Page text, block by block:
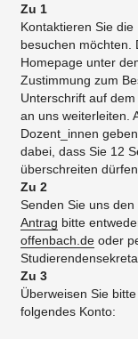
Zu 1
Kontaktieren Sie
besuchen möchten.
Homepage unter
Zustimmung zum
Unterschrift auf
an uns weiterleiten.
Dozent_innen
dabei, dass Sie 12
überschreiten
Zu 2
Senden Sie uns
Antrag bitte
offenbach.de oder
Zu 3
Überweisen Sie
folgendes Konto: